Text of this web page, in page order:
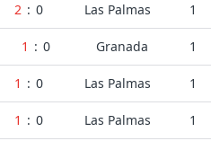
2 : 0 Las Palmas 1
1 : 0 Granada 1
1 : 0 Las Palmas 1
1 : 0 Las Palmas 1